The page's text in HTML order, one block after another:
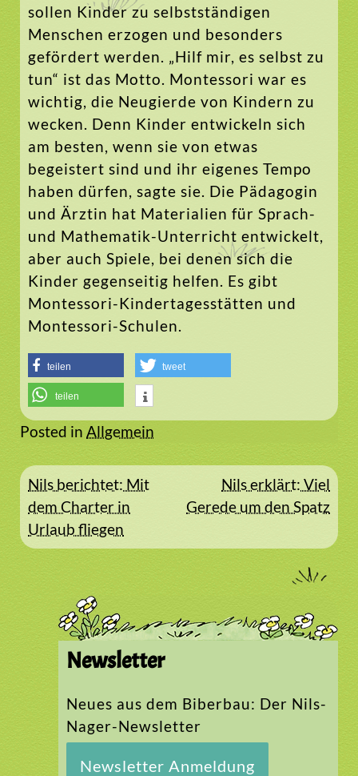
sollen Kinder zu selbstständigen
Menschen erzogen und besonders
gefördert werden. „Hilf mir, es selbst zu
tun“ ist das Motto. Montessori war es
wichtig, die Neugierde von Kindern zu
wecken. Denn Kinder entwickeln sich
am besten, wenn sie von etwas
begeistert sind und ihr eigenes Tempo
haben dürfen, sagte sie. Die Pädagogin
und Ärztin hat Materialien für Sprach-
und Mathematik-Unterricht entwickelt,
aber auch Spiele, bei denen sich die
Kinder gegenseitig helfen. Es gibt
Montessori-Kindertagesstätten und
Montessori-Schulen.
teilen tweet
teilen
Posted in Allgemein
Beitragsnavigation
Nils berichtet: Mit
dem Charter in
Urlaub fliegen
Nils erklärt: Viel
Gerede um den Spatz
Newsletter
Neues aus dem Biberbau: Der Nils-
Nager-Newsletter
Newsletter Anmeldung